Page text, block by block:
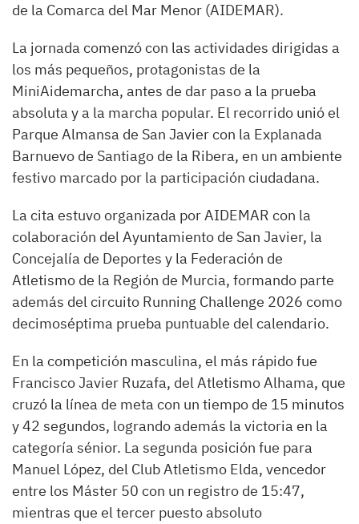
de la Comarca del Mar Menor (AIDEMAR).
La jornada comenzó con las actividades dirigidas a
los más pequeños, protagonistas de la
MiniAidemarcha, antes de dar paso a la prueba
absoluta y a la marcha popular. El recorrido unió el
Parque Almansa de San Javier con la Explanada
Barnuevo de Santiago de la Ribera, en un ambiente
festivo marcado por la participación ciudadana.
La cita estuvo organizada por AIDEMAR con la
colaboración del Ayuntamiento de San Javier, la
Concejalía de Deportes y la Federación de
Atletismo de la Región de Murcia, formando parte
además del circuito Running Challenge 2026 como
decimoséptima prueba puntuable del calendario.
En la competición masculina, el más rápido fue
Francisco Javier Ruzafa, del Atletismo Alhama, que
cruzó la línea de meta con un tiempo de 15 minutos
y 42 segundos, logrando además la victoria en la
categoría sénior. La segunda posición fue para
Manuel López, del Club Atletismo Elda, vencedor
entre los Máster 50 con un registro de 15:47,
mientras que el tercer puesto absoluto